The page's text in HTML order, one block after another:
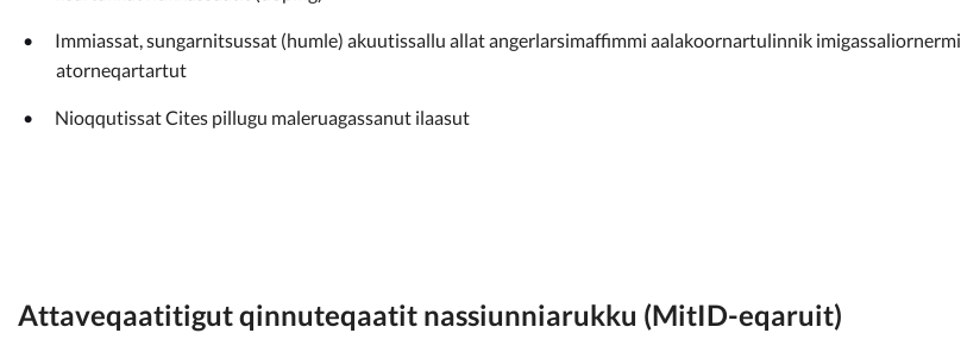
Immiassat, sungarnitsussat (humle) akuutissallu allat angerlarsimaffimmi aalakoornartulinnik imigassaliornermi
atorneqartartut
Nioqqutissat Cites pillugu maleruagassanut ilaasut
Attaveqaatitigut qinnuteqaatit nassiunniarukku (MitID-eqaruit)